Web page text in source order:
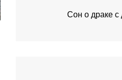
Сон о драке с